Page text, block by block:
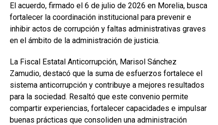
El acuerdo, firmado el 6 de julio de 2026 en Morelia, busca
fortalecer la coordinación institucional para prevenir e
inhibir actos de corrupción y faltas administrativas graves
en el ámbito de la administración de justicia.
La Fiscal Estatal Anticorrupción, Marisol Sánchez
Zamudio, destacó que la suma de esfuerzos fortalece el
sistema anticorrupción y contribuye a mejores resultados
para la sociedad. Resaltó que este convenio permite
compartir experiencias, fortalecer capacidades e impulsar
buenas prácticas que consoliden una administración